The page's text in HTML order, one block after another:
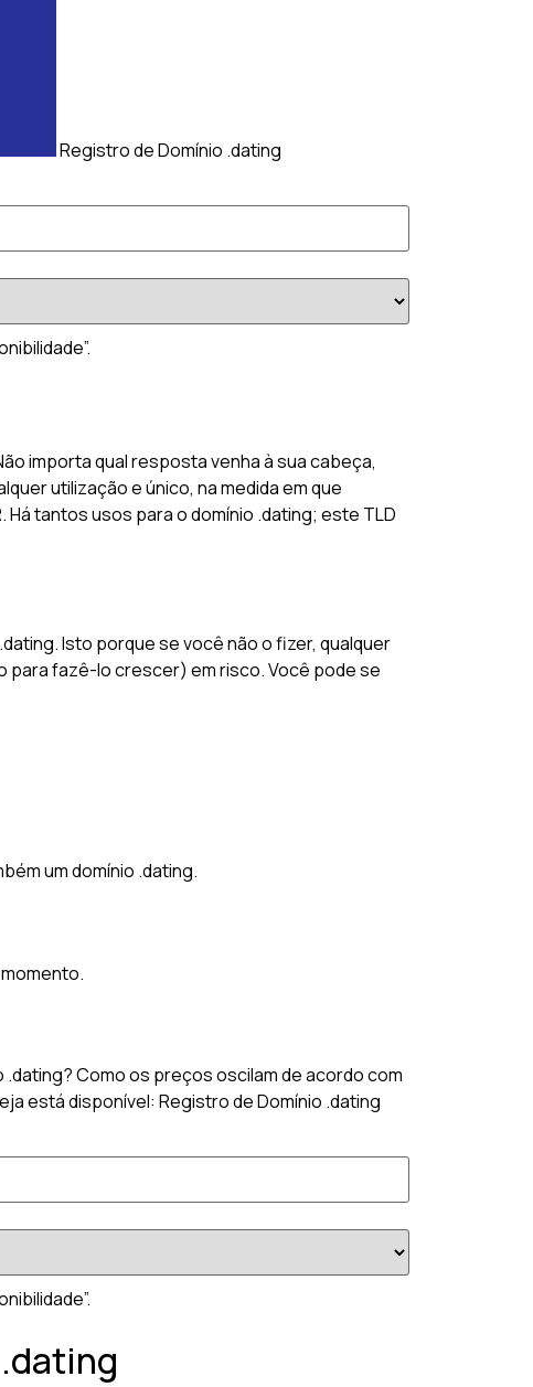
Registro de Domínio .dating
importa qual resposta venha à sua cabeça,
utilização e único, na medida em que
tantos usos para o domínio .dating; este TLD
Isto porque se você não o fizer, qualquer
fazê-lo crescer) em risco. Você pode se
um domínio .dating.
Como os preços oscilam de acordo com
está disponível: Registro de Domínio .dating